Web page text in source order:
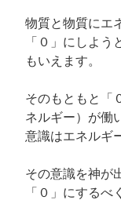
物質と物質にエ
「０」にしよ
もいえます。
そのもともと「
ネルギー）が働
意識はエネルギ
その意識を神が
「０」にするべく